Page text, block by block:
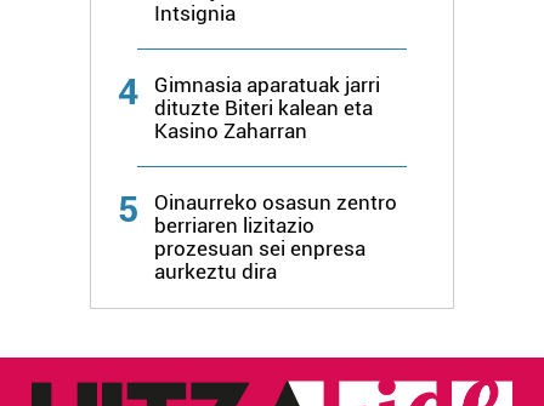
Intsignia
4
Gimnasia aparatuak jarri
dituzte Biteri kalean eta
Kasino Zaharran
5
Oinaurreko osasun zentro
berriaren lizitazio
prozesuan sei enpresa
aurkeztu dira